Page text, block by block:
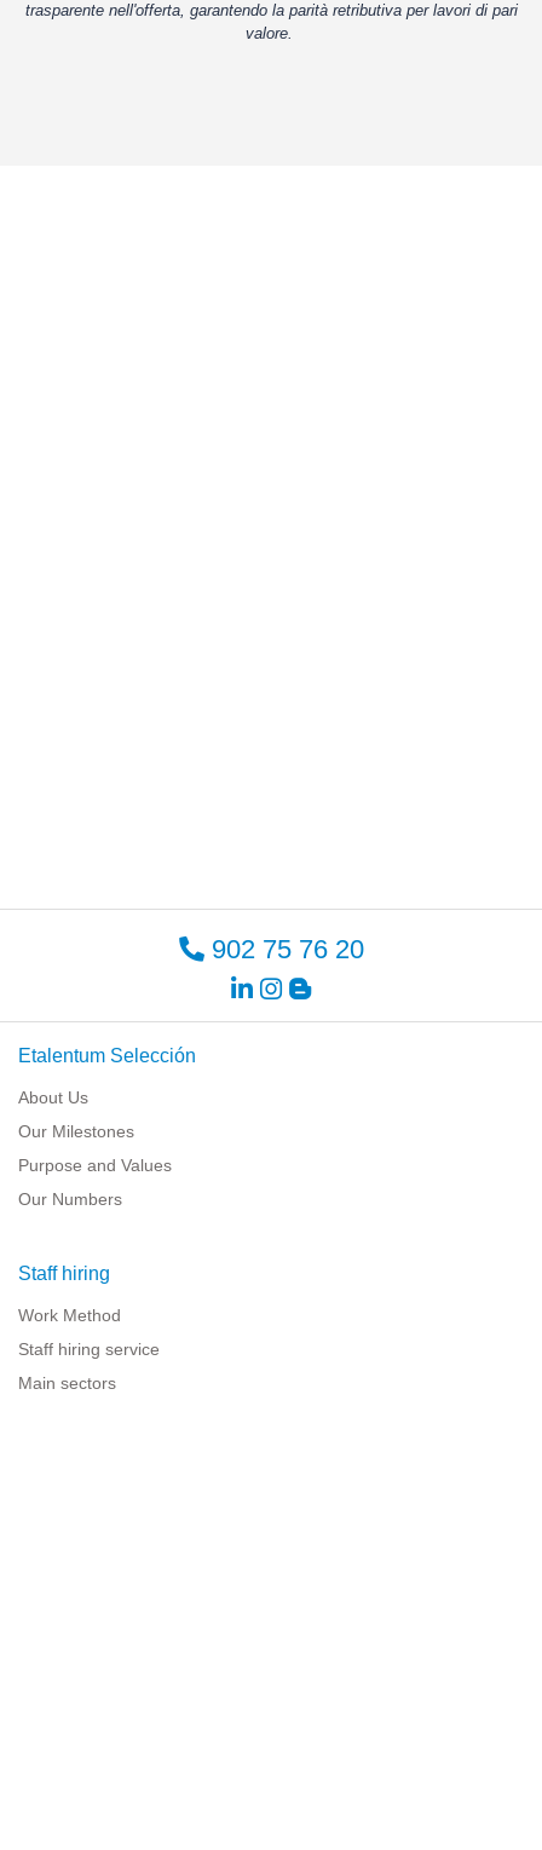
trasparente nell'offerta, garantendo la parità retributiva per lavori di pari
valore.
902 75 76 20
Etalentum Selección
About Us
Our Milestones
Purpose and Values
Our Numbers
Staff hiring
Work Method
Staff hiring service
Main sectors